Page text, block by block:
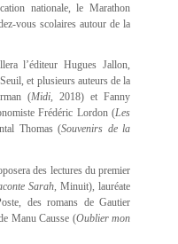
nationale, le Marathon
vous scolaires autour de la
l’éditeur Hugues Jallon,
et plusieurs auteurs de la
(Midi, 2018) et Fanny
Frédéric Lordon (Les
Thomas (Souvenirs de la
des lectures du premier
Sarah, Minuit), lauréate
des romans de Gautier
Manu Causse (Oublier mon